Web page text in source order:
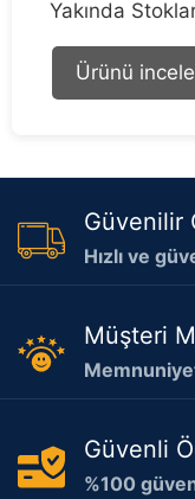
o
t
f
Yakında
Ürünü incele
Güvenilir
Hızlı ve
Müşteri
Güvenli
%100